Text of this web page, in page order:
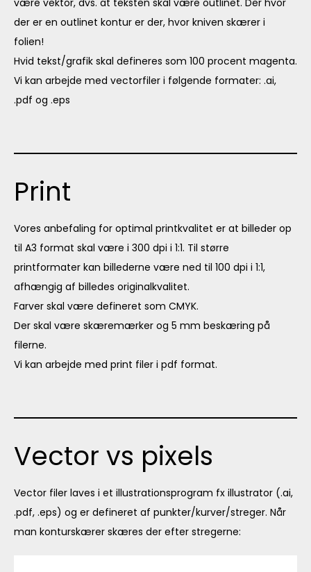
der er en outlinet kontur er der, hvor kniven skærer i
folien!
Hvid tekst/grafik skal defineres som 100 procent magenta.
Vi kan arbejde med vectorfiler i følgende formater: .ai,
.pdf og .eps
Print
Vores anbefaling for optimal printkvalitet er at billeder op
til A3 format skal være i 300 dpi i 1:1. Til større
printformater kan billederne være ned til 100 dpi i 1:1,
afhængig af billedes originalkvalitet.
Farver skal være defineret som CMYK.
Der skal være skæremærker og 5 mm beskæring på
filerne.
Vi kan arbejde med print filer i pdf format.
Vector vs pixels
Vector filer laves i et illustrationsprogram fx illustrator (.ai,
.pdf, .eps) og er defineret af punkter/kurver/streger. Når
man konturskærer skæres der efter stregerne: